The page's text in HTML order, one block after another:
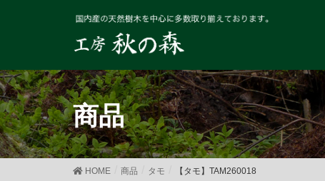
商品
HOME 商品 タモ 【タモ】TAM260018